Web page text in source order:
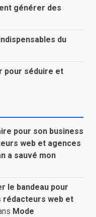
générer des
du
pour séduire et
pour son business
web et agences
a sauvé mon
le bandeau pour
rédacteurs web et
Mode